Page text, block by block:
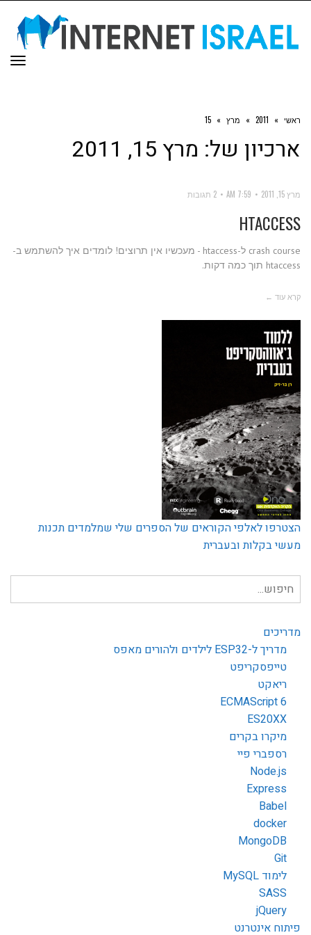
ראשי »
2011
» מרץ »
15
ארכיון של: מרץ 15, 2011
מרץ 15, 2011 7:59 AM 2 תגובות
HTACCESS
crash course ל-htaccess - מעכשיו אין תרוצים! לומדים איך להשתמש ב-
htaccess תוך כמה דקות.
קרא עוד ←
הצטרפו לאלפי הקוראים של הספרים שלי שמלמדים תכנות
מעשי בקלות ובעברית
חיפוש
עבור:
מדריכים
מדריך ל-ESP32 לילדים ולהורים מאפס
טייפסקריפט
ריאקט
ECMAScript 6
ES20XX
מיקרו בקרים
רספברי פיי
Node.js
Express
Babel
docker
MongoDB
Git
לימוד MySQL
SASS
jQuery
פיתוח אינטרנט